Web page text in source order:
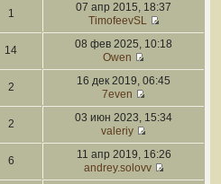
1
07 апр 2015, 18:37
TimofeevSL
14
08 фев 2025, 10:18
Owen
2
16 дек 2019, 06:45
7even
2
03 июн 2023, 15:34
valeriy
6
11 апр 2019, 16:26
andrey.solovv